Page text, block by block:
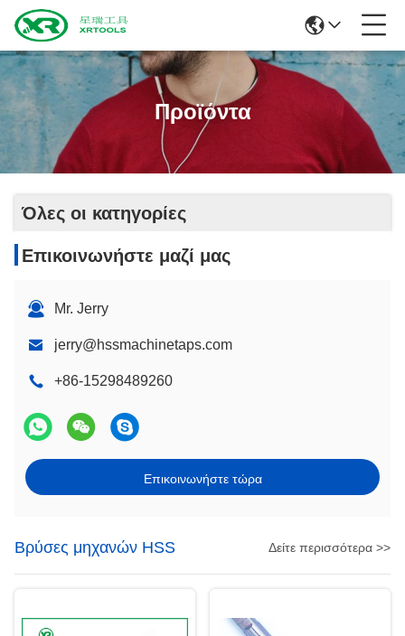
Προϊόντα
Όλες οι κατηγορίες
Επικοινωνήστε μαζί μας
Mr. Jerry
jerry@hssmachinetaps.com
+86-15298489260
Επικοινωνήστε τώρα
Βρύσες μηχανών HSS Δείτε περισσότερα >>